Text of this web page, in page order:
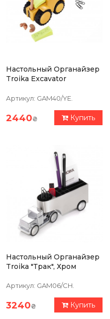
Настольный Органайзер
Troika Excavator
Артикул: GAM40/YE.
2440₴ Купить
Настольный Органайзер
Troika "Трак", Хром
Артикул: GAM06/CH.
3240₴ Купить